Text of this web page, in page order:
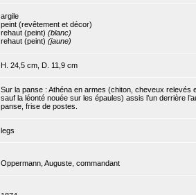
argile
peint (revêtement et décor)
rehaut (peint) (blanc)
rehaut (peint) (jaune)
H. 24,5 cm, D. 11,9 cm
Sur la panse : Athéna en armes (chiton, cheveux
sauf la léonté nouée sur les épaules) assis l’un derrière
panse, frise de postes.
legs
Oppermann, Auguste, commandant